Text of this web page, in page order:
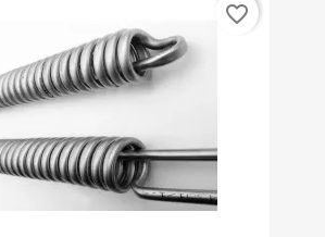
favorite_border